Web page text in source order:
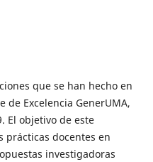
que se han hecho en
de Excelencia GenerUMA,
El objetivo de este
prácticas docentes en
investigadoras